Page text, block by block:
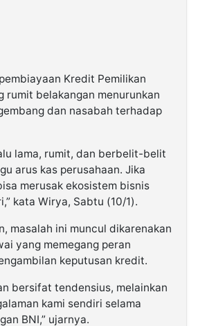
Kredit Pemilikan
rumit belakangan menurunkan
dan nasabah terhadap
lama, rumit, dan berbelit-belit
arus kas perusahaan. Jika
merusak ekosistem bisnis
kata Wirya, Sabtu (10/1).
masalah ini muncul dikarenakan
yang memegang peran
keputusan kredit.
bersifat tendensius, melainkan
kami sendiri selama
BNI,” ujarnya.